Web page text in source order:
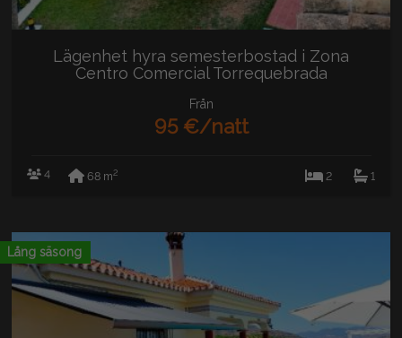
Lägenhet hyra semesterbostad i Zona
Centro Comercial Torrequebrada
Från
95 €/natt
4 68 m2 2 1
Lång säsong